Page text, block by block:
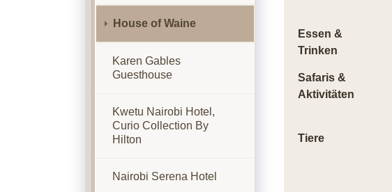
Essen &
Trinken
Safaris &
Aktivitäten
Tiere
House of Waine
Karen Gables
Guesthouse
Kwetu Nairobi Hotel,
Curio Collection By
Hilton
Nairobi Serena Hotel